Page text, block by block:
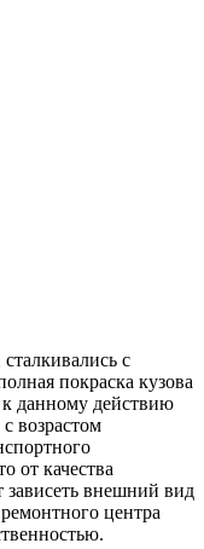
с
покраска кузова
данному действию
возрастом
от качества
зависеть внешний вид
центра